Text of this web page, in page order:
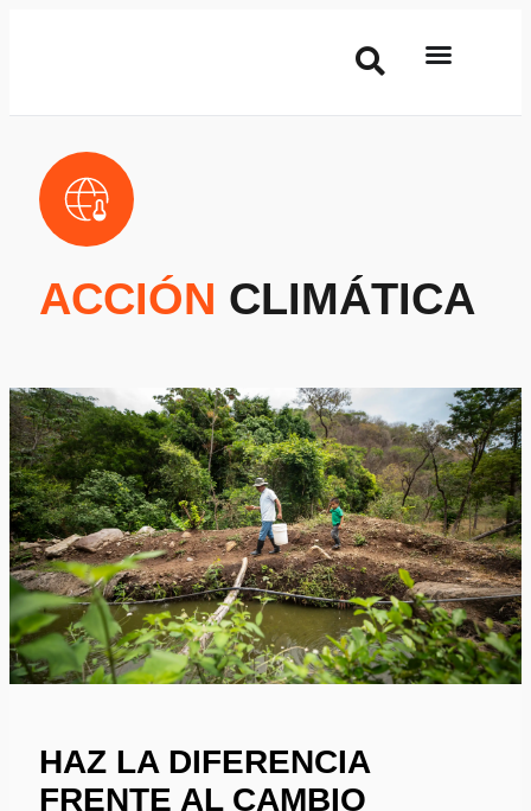
ACCIÓN CLIMÁTICA
HAZ LA DIFERENCIA
FRENTE AL CAMBIO